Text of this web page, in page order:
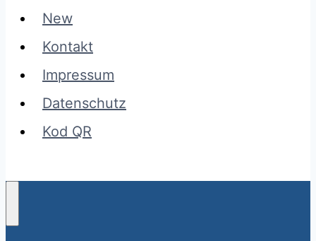
New
Kontakt
Impressum
Datenschutz
Kod QR